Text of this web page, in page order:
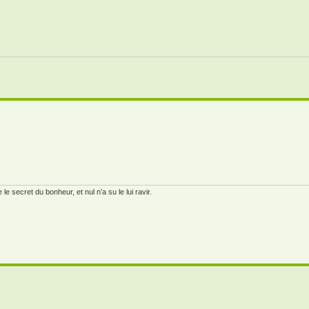
secret du bonheur, et nul n’a su le lui ravir.